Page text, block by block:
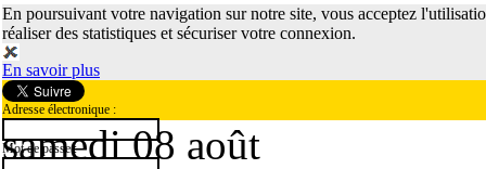
En poursuivant votre navigation sur notre site, vous acceptez
réaliser des statistiques et sécuriser votre connexion.
En savoir plus
Adresse électronique :
Mot de passe :
samedi 08 août